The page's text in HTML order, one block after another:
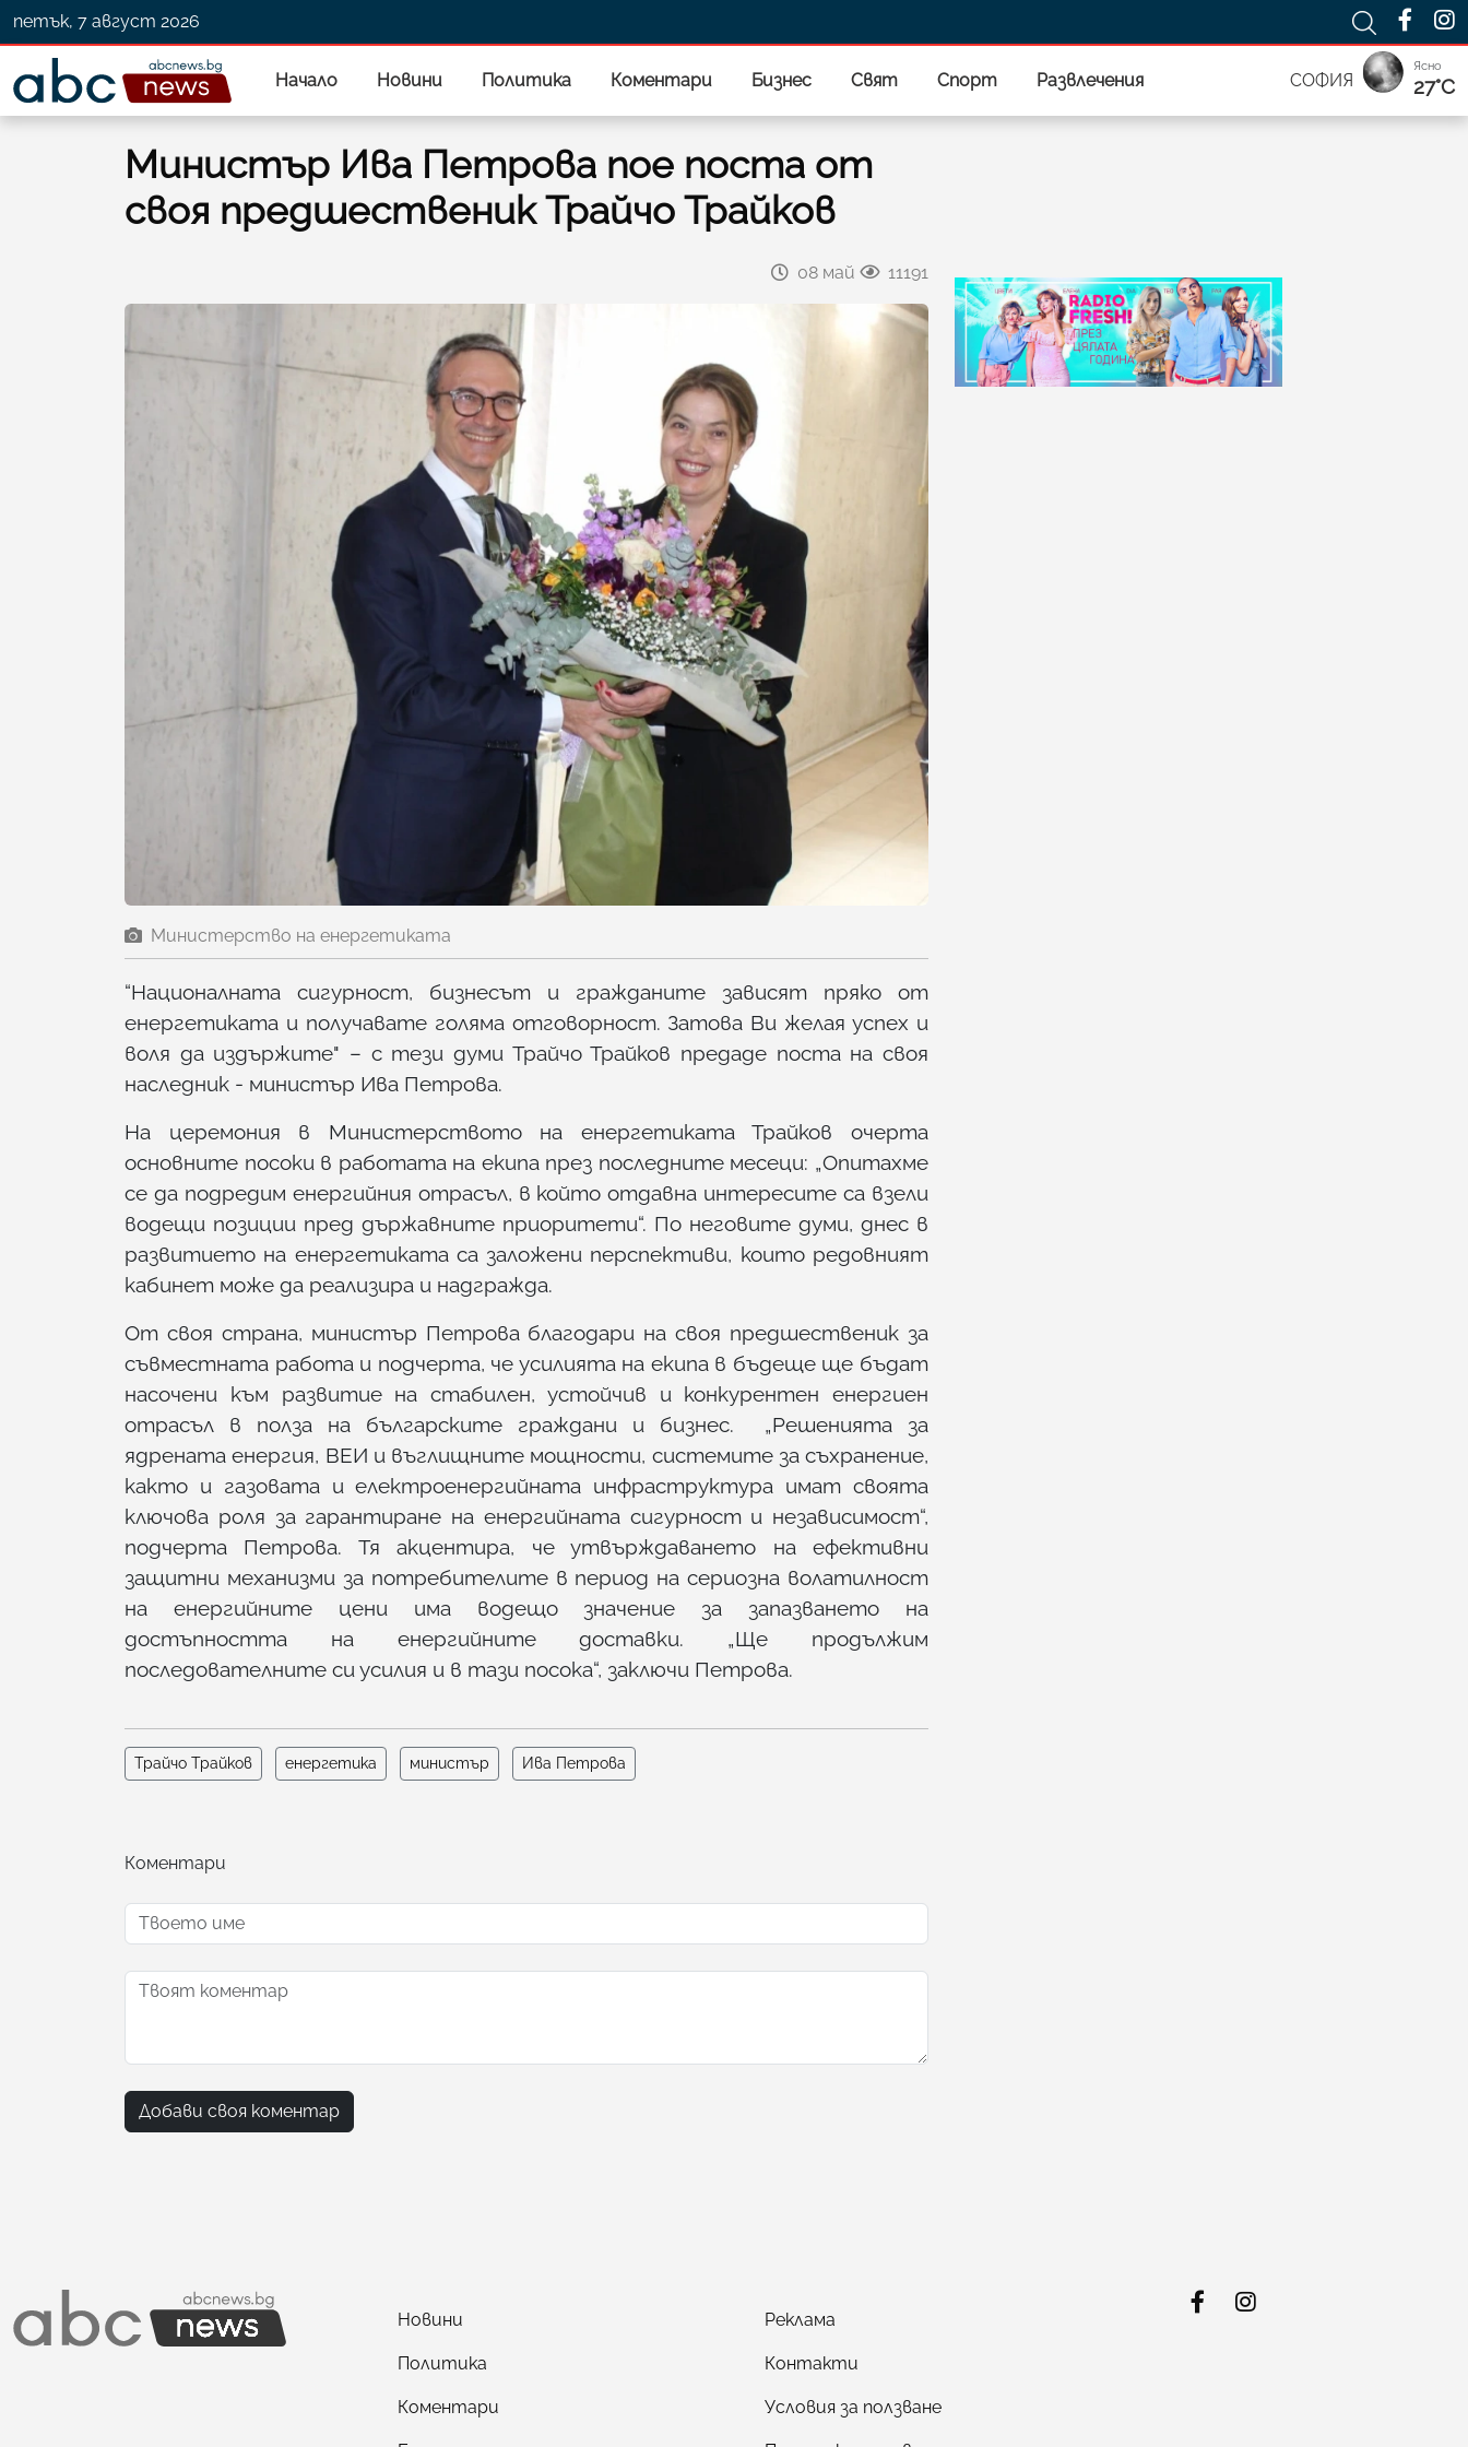
петък, 7 август 2026
Начало Новини Политика Коментари Бизнес Свят Спорт Развлечения СОФИЯ
Ясно
27°C
Министър Ива Петрова пое поста от
своя предшественик Трайчо Трайков
08 май 11191
Министерство на енергетиката
“Националната сигурност, бизнесът и гражданите зависят пряко от
енергетиката и получавате голяма отговорност. Затова Ви желая успех и
воля да издържите" – с тези думи Трайчо Трайков предаде поста на своя
наследник - министър Ива Петрова.
На церемония в Министерството на енергетиката Трайков очерта
основните посоки в работата на екипа през последните месеци: „Опитахме
се да подредим енергийния отрасъл, в който отдавна интересите са взели
водещи позиции пред държавните приоритети“. По неговите думи, днес в
развитието на енергетиката са заложени перспективи, които редовният
кабинет може да реализира и надгражда.
От своя страна, министър Петрова благодари на своя предшественик за
съвместната работа и подчерта, че усилията на екипа в бъдеще ще бъдат
насочени към развитие на стабилен, устойчив и конкурентен енергиен
отрасъл в полза на българските граждани и бизнес. „Решенията за
ядрената енергия, ВЕИ и въглищните мощности, системите за съхранение,
както и газовата и електроенергийната инфраструктура имат своята
ключова роля за гарантиране на енергийната сигурност и независимост“,
подчерта Петрова. Тя акцентира, че утвърждаването на ефективни
защитни механизми за потребителите в период на сериозна волатилност
на енергийните цени има водещо значение за запазването на
достъпността на енергийните доставки. „Ще продължим
последователните си усилия и в тази посока“, заключи Петрова.
Трайчо Трайков енергетика министър Ива Петрова
Коментари
Добави своя коментар
Новини
Политика
Коментари
Реклама
Контакти
Условия за ползване